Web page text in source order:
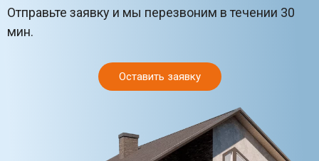
Отправьте заявку и мы перезвоним в течении 30
мин.
Оставить заявку